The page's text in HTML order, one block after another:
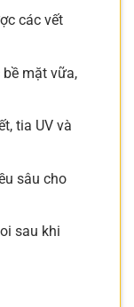
các vết
mặt vữa,
tia UV và
sâu cho
sau khi